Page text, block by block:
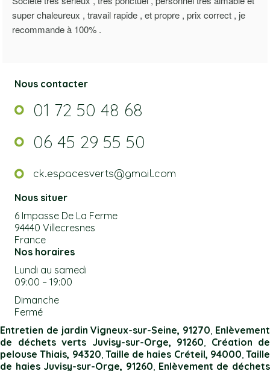
super chaleureux , travail rapide , et propre , prix correct , je
recommande à 100% .
Nous contacter
01 72 50 48 68
06 45 29 55 50
ck.espacesverts@gmail.com
Nous situer
6 Impasse De La Ferme
94440 Villecresnes
France
Nos horaires
Lundi au samedi
09:00 – 19:00
Dimanche
Fermé
Entretien de jardin Vigneux-sur-Seine, 91270 Enlèvement
de déchets verts Juvisy-sur-Orge, 91260
Création de
pelouse Thiais, 94320 Taille de haies Créteil, 94000 Taille
de haies Juvisy-sur-Orge, 91260 Enlèvement de déchets